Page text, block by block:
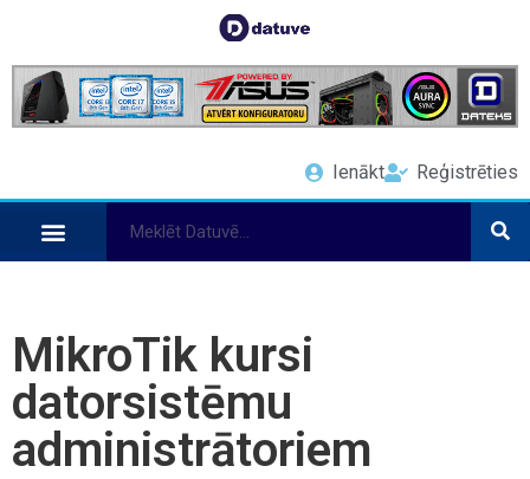
Ienākt Reģistrēties
MikroTik kursi
datorsistēmu
administrātoriem